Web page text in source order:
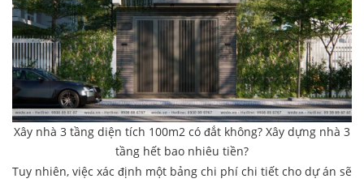
Xây nhà 3 tầng diện tích 100m2 có đắt không? Xây dựng nhà 3
tầng hết bao nhiêu tiền?
Tuy nhiên, việc xác định một bảng chi phí chi tiết cho dự án sẽ